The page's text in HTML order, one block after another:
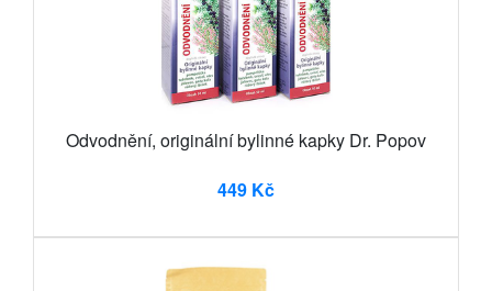
Odvodnění, originální bylinné kapky Dr. Popov
449 Kč